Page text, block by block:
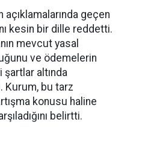
açıklamalarında geçen
kesin bir dille reddetti.
mevcut yasal
ve ödemelerin
şartlar altında
Kurum, bu tarz
konusu haline
belirtti.